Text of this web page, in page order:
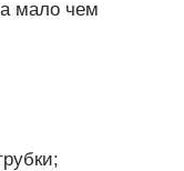
мало чем